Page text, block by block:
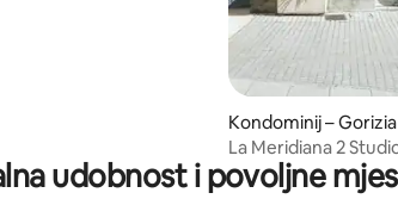
Kondominij – Gorizia
La Meridiana 2
udobnost i povoljne